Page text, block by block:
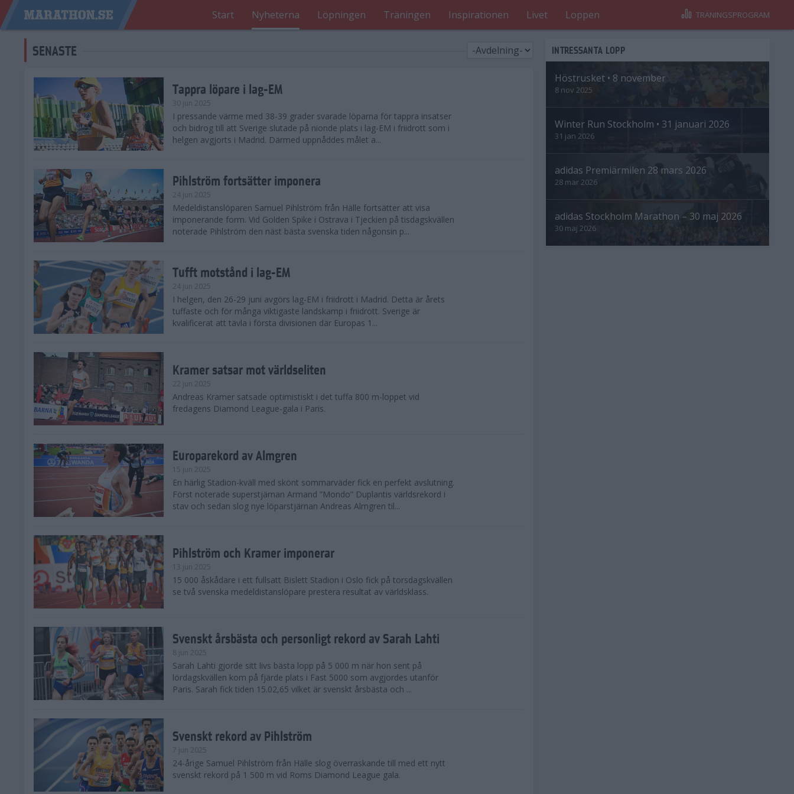
Start Nyheterna Löpningen Träningen Inspirationen Livet Loppen TRÄNINGSPROGRAM
SENASTE
Tappra löpare i lag-EM
30 jun 2025
I pressande värme med 38-39 grader svarade löparna för tappra insatser
och bidrog till att Sverige slutade på nionde plats i lag-EM i friidrott som i
helgen avgjorts i Madrid. Därmed uppnåddes målet a...
Pihlström fortsätter imponera
24 jun 2025
Medeldistanslöparen Samuel Pihlström från Hälle fortsätter att visa
imponerande form. Vid Golden Spike i Ostrava i Tjeckien på tisdagskvällen
noterade Pihlström den näst bästa svenska tiden någonsin p...
Tufft motstånd i lag-EM
24 jun 2025
I helgen, den 26-29 juni avgörs lag-EM i friidrott i Madrid. Detta är årets
tuffaste och för många viktigaste landskamp i friidrott. Sverige är
kvalificerat att tävla i första divisionen där Europas 1...
Kramer satsar mot världseliten
22 jun 2025
Andreas Kramer satsade optimistiskt i det tuffa 800 m-loppet vid
fredagens Diamond League-gala i Paris.
Europarekord av Almgren
15 jun 2025
En härlig Stadion-kväll med skönt sommarväder fick en perfekt avslutning.
Först noterade superstjärnan Armand ”Mondo” Duplantis världsrekord i
stav och sedan slog nye löparstjärnan Andreas Almgren til...
Pihlström och Kramer imponerar
13 jun 2025
15 000 åskådare i ett fullsatt Bislett Stadion i Oslo fick på torsdagskvällen
se två svenska medeldistanslöpare prestera resultat av världsklass.
Svenskt årsbästa och personligt rekord av Sarah Lahti
8 jun 2025
Sarah Lahti gjorde sitt livs bästa lopp på 5 000 m när hon sent på
lördagskvällen kom på fjärde plats i Fast 5000 som avgjordes utanför
Paris. Sarah fick tiden 15.02,65 vilket är svenskt årsbästa och ...
Svenskt rekord av Pihlström
7 jun 2025
24-årige Samuel Pihlström från Hälle slog överraskande till med ett nytt
svenskt rekord på 1 500 m vid Roms Diamond League gala.
INTRESSANTA LOPP
Höstrusket • 8 november
8 nov 2025
Winter Run Stockholm • 31 januari 2026
31 jan 2026
adidas Premiärmilen 28 mars 2026
28 mar 2026
adidas Stockholm Marathon – 30 maj 2026
30 maj 2026